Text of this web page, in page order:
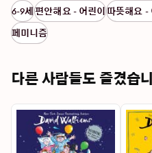
6-9세편안해요 - 어린이따뜻해요 -
페미니즘
다른 사람들도 즐겼습